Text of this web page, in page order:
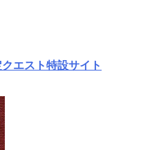
エスト特設サイト